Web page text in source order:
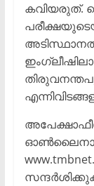
കവിയരുത്.